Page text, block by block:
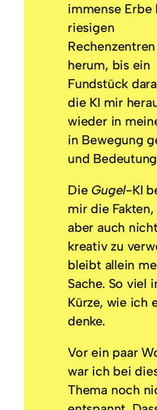
immense Erbe
riesigen
herum, bis ein
Fundstück
die KI mir
wieder in
in Bewegung
und
Die Gugel-KI
mir die
aber auch
kreativ zu
bleibt allein
Sache. So viel
Kürze, wie ich
denke.
Vor ein paar
war ich bei
Thema noch